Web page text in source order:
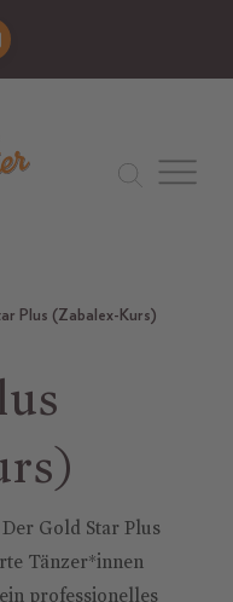
Plus (Zabalex-Kurs)
Gold Star Plus
Tänzer*innen
professionelles